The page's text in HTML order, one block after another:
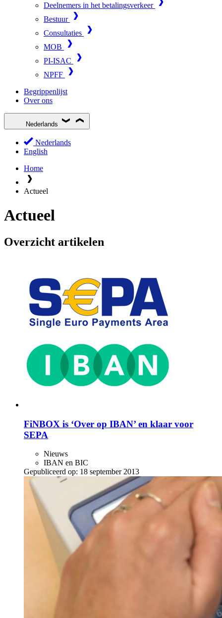
Deelnemers in het betalingsverkeer
Bestuur
Consultaties
MOB
PI-ISAC
NPFF
Begrippenlijst
Over ons
Nederlands
Nederlands
English
Home
Actueel
Actueel
Overzicht artikelen
FiNBOX is ‘Over op IBAN’ en klaar voor
SEPA
Nieuws
IBAN en BIC
Gepubliceerd op: 18 september 2013